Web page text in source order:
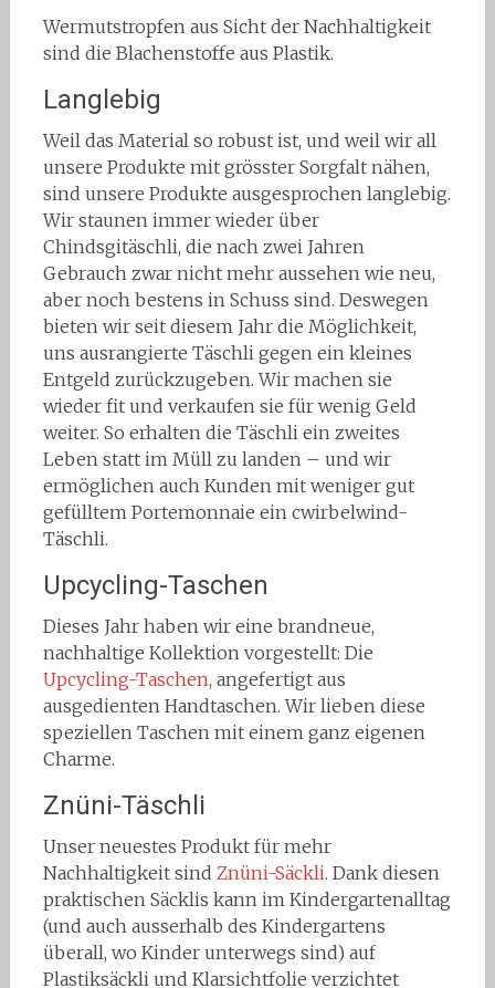
Wermutstropfen aus Sicht der Nachhaltigkeit
sind die Blachenstoffe aus Plastik.
Langlebig
Weil das Material so robust ist, und weil wir all
unsere Produkte mit grösster Sorgfalt nähen,
sind unsere Produkte ausgesprochen langlebig.
Wir staunen immer wieder über
Chindsgitäschli, die nach zwei Jahren
Gebrauch zwar nicht mehr aussehen wie neu,
aber noch bestens in Schuss sind. Deswegen
bieten wir seit diesem Jahr die Möglichkeit,
uns ausrangierte Täschli gegen ein kleines
Entgeld zurückzugeben. Wir machen sie
wieder fit und verkaufen sie für wenig Geld
weiter. So erhalten die Täschli ein zweites
Leben statt im Müll zu landen – und wir
ermöglichen auch Kunden mit weniger gut
gefülltem Portemonnaie ein cwirbelwind-
Täschli.
Upcycling-Taschen
Dieses Jahr haben wir eine brandneue,
nachhaltige Kollektion vorgestellt: Die
Upcycling-Taschen, angefertigt aus
ausgedienten Handtaschen. Wir lieben diese
speziellen Taschen mit einem ganz eigenen
Charme.
Znüni-Täschli
Unser neuestes Produkt für mehr
Nachhaltigkeit sind Znüni-Säckli. Dank diesen
praktischen Säcklis kann im Kindergartenalltag
(und auch ausserhalb des Kindergartens
überall, wo Kinder unterwegs sind) auf
Plastiksäckli und Klarsichtfolie verzichtet